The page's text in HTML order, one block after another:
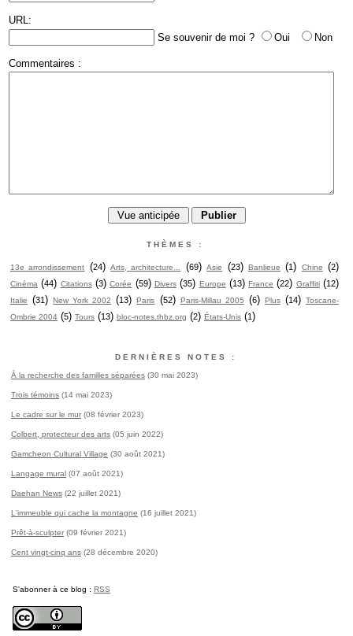
URL:
Se souvenir de moi ?
Oui Non
Commentaires :
THÈMES :
13e arrondissement (24)Arts, architecture... (69)Asie (23) Banlieue (1) Chine (2)
Cinéma (44) Citations(3)Corée (59) Divers(35) Europe (13)France (22) Graffiti(12)
Italie (31)New York 2002 (13)Paris (52) Paris-Millau 2005 (6) Plus(14)Toscane-
Ombrie 2004 (5) Tours (13) bloc-notes.thbz.org (2) États-Unis (1)
DERNIÈRES NOTES :
À la recherche des familles séparées (30 mai 2023)
Trois témoins (14 mai 2023)
Le cadre sur le mur (08 février 2023)
Colbert, protecteur des arts (05 juin 2022)
Gamcheon Cultural Village (30 août 2021)
Langage mural (07 août 2021)
Daehan News (22 juillet 2021)
L'immeuble qui cache la montagne (16 juillet 2021)
Prêt-à-sculpter (09 février 2021)
Cent vingt-cinq ans (28 décembre 2020)
S'abonner à ce blog : RSS